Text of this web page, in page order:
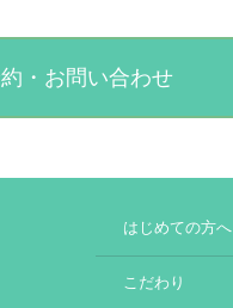
・お問い合わせ
はじめての方へ
こだわり